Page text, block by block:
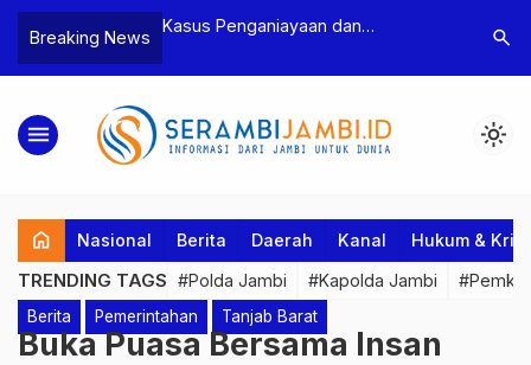
Breaking News
Ketua BPD, Polres
Dua Tersangka
Polres Tebo Ungkap Kasus
Dua Pelaku Pengeroyokan di Sumay
search
menu light_mode
home Nasional Berita Daerah Kanal Hukum &
TRENDING TAGS #Polda Jambi #Kapolda Jambi
Berita Pemerintahan Tanjab Barat
Buka Puasa Bersama Insan